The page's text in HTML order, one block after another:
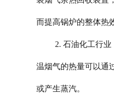
而提高锅炉的整体热
2. 石油化工行
温烟气的热量可以通
或产生蒸汽。